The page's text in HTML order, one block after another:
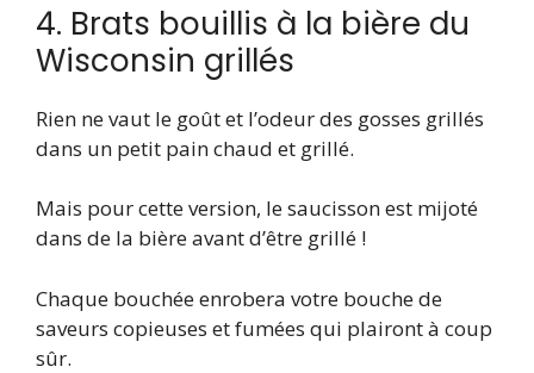
4. Brats bouillis à la bière du
Wisconsin grillés
Rien ne vaut le goût et l’odeur des gosses grillés
dans un petit pain chaud et grillé.
Mais pour cette version, le saucisson est mijoté
dans de la bière avant d’être grillé !
Chaque bouchée enrobera votre bouche de
saveurs copieuses et fumées qui plairont à coup
sûr.